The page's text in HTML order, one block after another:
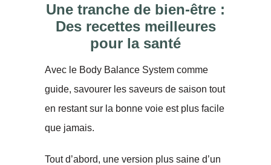
Une tranche de bien-être :
Des recettes meilleures
pour la santé
Avec le Body Balance System comme
guide, savourer les saveurs de saison tout
en restant sur la bonne voie est plus facile
que jamais.
Tout d’abord, une version plus saine d’un